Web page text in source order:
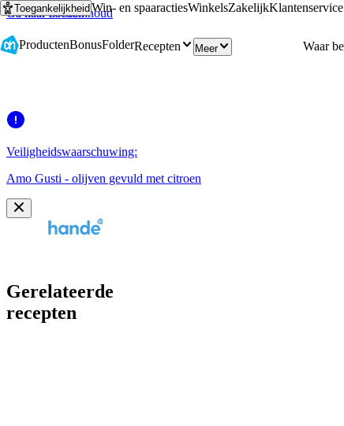
Ga naar hoofdinhoud
Ga naar zoeken
ToegankelijkheidWin- en spaaractiesWinkelsZakelijkKlantenservice
ProductenBonusFolderRecepten Meer
Veiligheidswaarschuwing:
Amo Gusti - olijven gevuld met citroen
Gerelateerde
recepten